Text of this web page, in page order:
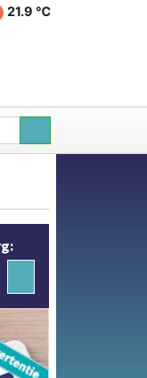
21.9 ℃